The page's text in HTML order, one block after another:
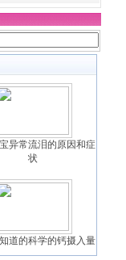
异常流泪的原因和症
状
道的科学的钙摄入量